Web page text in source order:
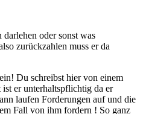
oder sonst was
zurückzahlen muss er da
Du schreibst hier von einem
er unterhaltspflichtig da er
laufen Forderungen auf und die
Fall von ihm fordern ! So ganz